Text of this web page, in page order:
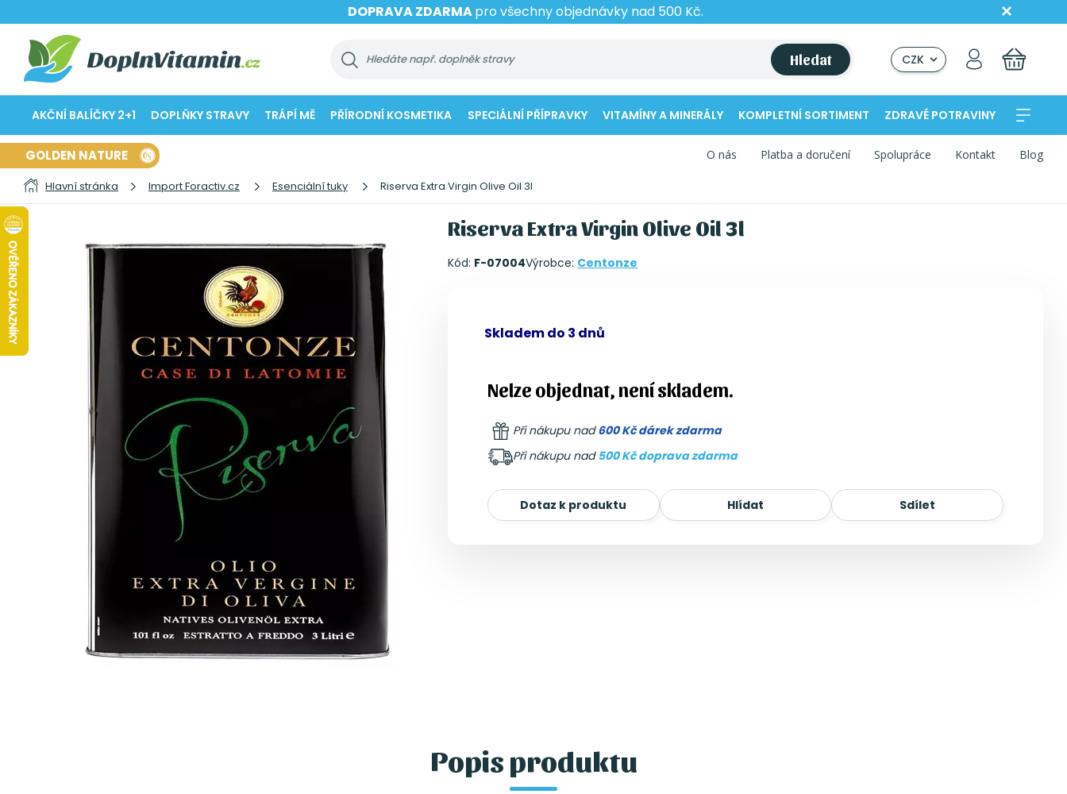
DOPRAVA ZDARMApro všechny objednávky nad 500 Kč.
Hledat CZK
AKČNÍ BALÍČKY 2+1 DOPLŇKY STRAVY TRÁPÍ MĚ PŘÍRODNÍ KOSMETIKA SPECIÁLNÍ PŘÍPRAVKY VITAMÍNY A MINERÁLY KOMPLETNÍ SORTIMENT ZDRAVÉ POTRAVINY
GOLDEN NATURE O nás Platba a doručení Spolupráce Kontakt Blog
Hlavní stránka Import Foractiv.cz Esenciální tuky Riserva Extra Virgin Olive Oil 3l
Riserva Extra Virgin Olive Oil 3l
Kód: F-07004Výrobce: Centonze
Skladem do 3 dnů
Nelze objednat, není skladem.
Při nákupu nad600 Kč dárek zdarma
Při nákupu nad 500 Kč doprava zdarma
Dotaz k produktu Hlídat Sdílet
Popis produktu